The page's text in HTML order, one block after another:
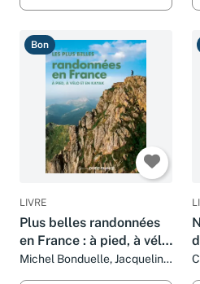
Bon
LIVRE
Plus belles randonnées
en France : à pied, à vélo
et en kayak
Michel Bonduelle, Jacqueline